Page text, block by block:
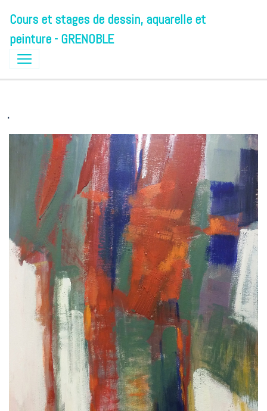
Cours et stages de dessin, aquarelle et
peinture - GRENOBLE
.